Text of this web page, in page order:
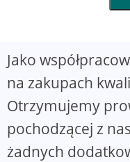
Jako
na zakupach
Otrzymujemy
pochodzącej z
żadnych